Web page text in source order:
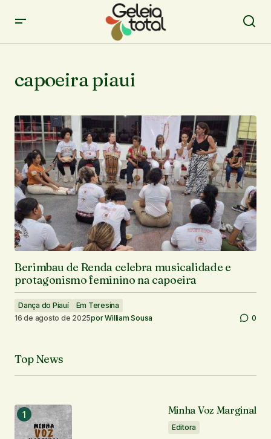
capoeira piaui
Berimbau de Renda celebra musicalidade e
protagonismo feminino na capoeira
Dança do Piauí
Em Teresina
16 de agosto de 2025porWilliam Sousa 0
Top News
Minha Voz Marginal
Editora